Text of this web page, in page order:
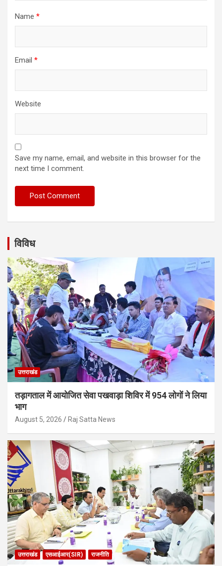
Name *
Email *
Website
Save my name, email, and website in this browser for the
next time I comment.
विविध
उत्तराखंड
तड़ागताल में आयोजित सेवा पखवाड़ा शिविर में 954 लोगों ने लिया
भाग
August 5, 2026 Raj Satta News
उत्तराखंड एसआईआर(SIR) राजनीति